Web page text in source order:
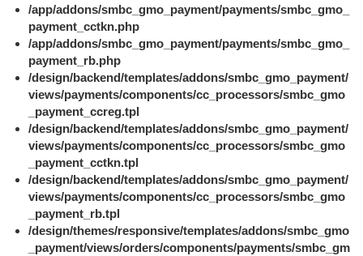
/app/addons/smbc_gmo_payment/payments/smbc_gmo_
payment_cctkn.php
/app/addons/smbc_gmo_payment/payments/smbc_gmo_
payment_rb.php
/design/backend/templates/addons/smbc_gmo_payment/
views/payments/components/cc_processors/smbc_gmo
_payment_ccreg.tpl
/design/backend/templates/addons/smbc_gmo_payment/
views/payments/components/cc_processors/smbc_gmo
_payment_cctkn.tpl
/design/backend/templates/addons/smbc_gmo_payment/
views/payments/components/cc_processors/smbc_gmo
_payment_rb.tpl
/design/themes/responsive/templates/addons/smbc_gmo
_payment/views/orders/components/payments/smbc_gm